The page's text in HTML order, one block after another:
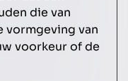
die van
vormgeving van
voorkeur of de